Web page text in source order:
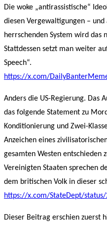
Die woke „antirassistische“
diesen Vergewaltigungen –
herrschenden System wird das
Stattdessen setzt man weiter
Speech“.
https://x.com/
Anders die US-Regierung. Das
das folgende Statement zu
Konditionierung und Zwei-
Anzeichen eines
gesamten Westen entschieden
Vereinigten Staaten sprechen
dem britischen Volk in dieser
https://x.com/StateDept/status/
Dieser Beitrag erschien zuerst